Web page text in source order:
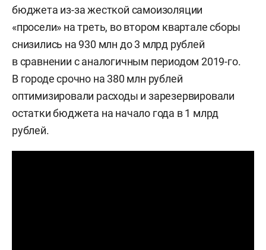
бюджета из-за жесткой самоизоляции
«просели» на треть, во втором квартале сборы
снизились на 930 млн до 3 млрд рублей
в сравнении с аналогичным периодом 2019-го.
В городе срочно на 380 млн рублей
оптимизировали расходы и зарезервировали
остатки бюджета на начало года в 1 млрд
рублей.